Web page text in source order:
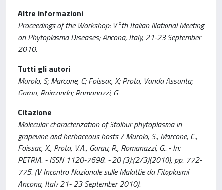
Altre informazioni
Proceedings of the Workshop: V°th Italian National Meeting
on Phytoplasma Diseases; Ancona, Italy, 21-23 September
2010.
Tutti gli autori
Murolo, S; Marcone, C; Foissac, X; Prota, Vanda Assunta;
Garau, Raimondo; Romanazzi, G.
Citazione
Molecular characterization of Stolbur phytoplasma in
grapevine and herbaceous hosts / Murolo, S., Marcone, C.,
Foissac, X., Prota, V.A., Garau, R., Romanazzi, G.. - In:
PETRIA. - ISSN 1120-7698. - 20 (3):(2/3)(2010), pp. 772-
775. (V Incontro Nazionale sulle Malattie da Fitoplasmi
Ancona, Italy 21- 23 September 2010).